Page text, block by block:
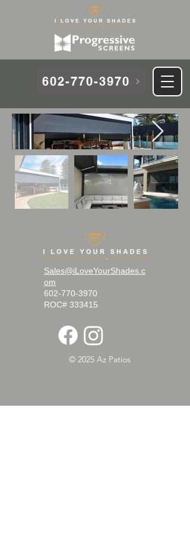
602-770-3970
Sales@iLoveYourShades.c
om
602-770-3970
ROC# 333415
© 2025 Az Patios